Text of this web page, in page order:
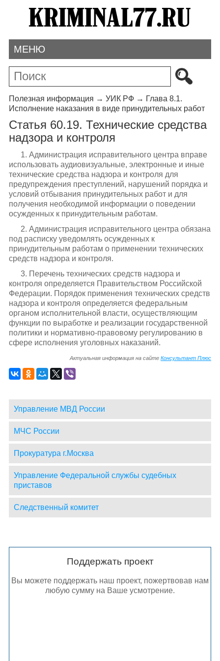
МЕНЮ
Полезная информация → УИК РФ→ Глава 8.1.
Исполнение наказания в виде принудительных работ
Статья 60.19. Технические средства
надзора и контроля
1. Администрация исправительного центра вправе
использовать аудиовизуальные, электронные и иные
технические средства надзора и контроля для
предупреждения преступлений, нарушений порядка и
условий отбывания принудительных работ и для
получения необходимой информации о поведении
осужденных к принудительным работам.
2. Администрация исправительного центра обязана
под расписку уведомлять осужденных к
принудительным работам о применении технических
средств надзора и контроля.
3. Перечень технических средств надзора и
контроля определяется Правительством Российской
Федерации. Порядок применения технических средств
надзора и контроля определяется федеральным
органом исполнительной власти, осуществляющим
функции по выработке и реализации государственной
политики и нормативно-правовому регулированию в
сфере исполнения уголовных наказаний.
Актуальная информация на сайтеКонсультант Плюс
Управление МВД России
МЧС России
Прокуратура г.Москва
Управление Федеральной службы судебных
приставов
Следственный комитет
Поддержать проект
Вы можете поддержать наш проект, пожертвовав нам
любую сумму на Ваше усмотрение.